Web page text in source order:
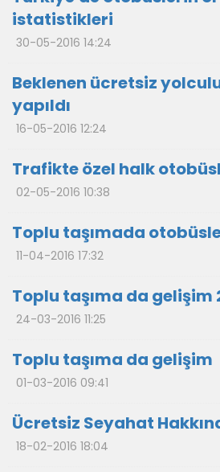
istatistikleri
30-05-2016 14:24
Beklenen ücretsiz
yapıldı
16-05-2016 12:24
Trafikte özel halk
02-05-2016 10:38
Toplu taşımada
11-04-2016 17:32
Toplu taşıma da gelişim
24-03-2016 11:25
Toplu taşıma da gelişim
01-03-2016 09:41
Ücretsiz Seyahat
18-02-2016 18:04